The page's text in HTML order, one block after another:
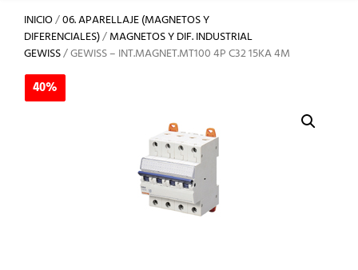
INICIO/06. APARELLAJE (MAGNETOS Y
DIFERENCIALES)/MAGNETOS Y DIF. INDUSTRIAL
GEWISS/ GEWISS – INT.MAGNET.MT100 4P C32 15KA 4M
40%
40%